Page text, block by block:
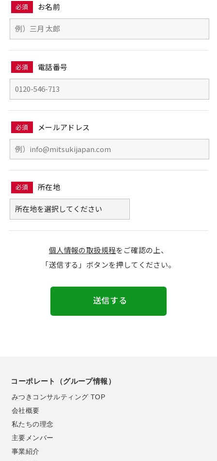
必須 お名前
必須 電話番号
必須 メールアドレス
必須 所在地
個人情報の取扱規程をご確認の上、
「送信する」ボタンを押してください。
送信する
コーポレート（グループ情報）
みつきコンサルティング TOP
会社概要
私たちの理念
主要メンバー
事業紹介